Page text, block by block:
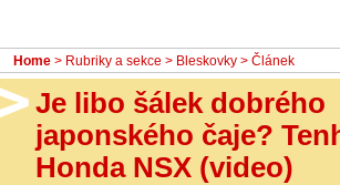
Home > Rubriky a sekce > Bleskovky > Článek
Je libo šálek dobrého
japonského čaje?
Honda NSX (video)